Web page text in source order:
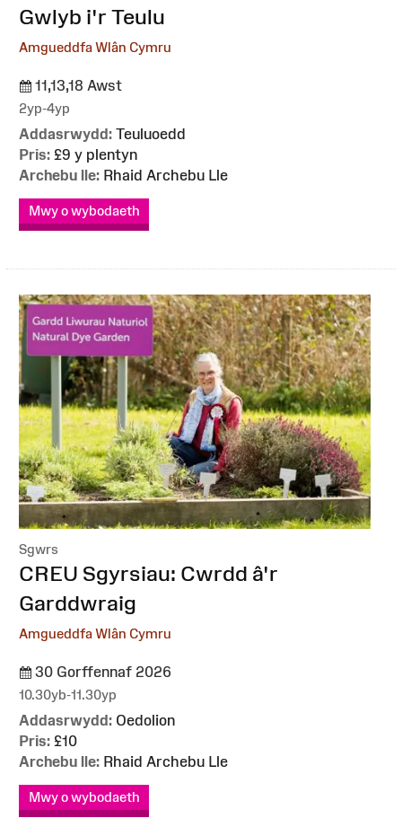
Gwlyb i'r Teulu
Amgueddfa Wlân Cymru
11,13,18 Awst
2yp-4yp
Addasrwydd: Teuluoedd
Pris: £9 y plentyn
Archebu lle: Rhaid Archebu Lle
Mwy o wybodaeth
Sgwrs
:CREU Sgyrsiau: Cwrdd â'r
Garddwraig
Amgueddfa Wlân Cymru
30 Gorffennaf 2026
10.30yb-11.30yp
Addasrwydd: Oedolion
Pris: £10
Archebu lle: Rhaid Archebu Lle
Mwy o wybodaeth